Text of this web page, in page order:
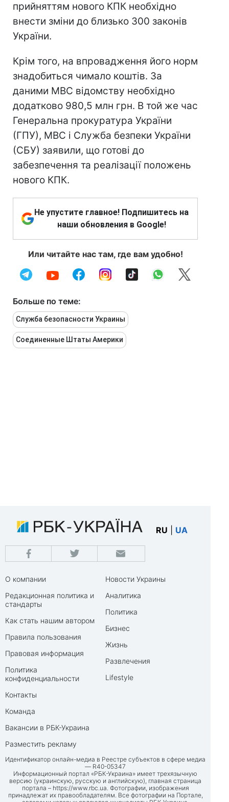
прийняттям нового КПК необхідно
внести зміни до близько 300 законів
України.
Крім того, на впровадження його норм
знадобиться чимало коштів. За
даними МВС відомству необхідно
додатково 980,5 млн грн. В той же час
Генеральна прокуратура України
(ГПУ), МВС і Служба безпеки України
(СБУ) заявили, що готові до
забезпечення та реалізації положень
нового КПК.
Не упустите главное! Подпишитесь на
наши обновления в Google!
Или читайте нас там, где вам удобно!
Больше по теме:
Служба безопасности Украины
Соединенные Штаты Америки
RU UA
О компании
Редакционная политика и
стандарты
Как стать нашим автором
Правила пользования
Правовая информация
Политика
конфиденциальности
Контакты
Команда
Вакансии в РБК-Украина
Разместить рекламу
Новости Украины
Аналитика
Политика
Бизнес
Жизнь
Развлечения
Lifestyle
Идентификатор онлайн-медиа в Реестре субъектов в сфере медиа
— R40-05347
Информационный портал «РБК-Украина» имеет трехязычную
версию (украинскую, русскую и английскую), главная страница
портала – https://www.rbc.ua. Фотографии, изображения
принадлежат их правообладателям. Все фотографии на Портале,